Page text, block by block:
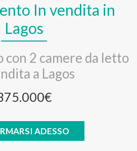
In vendita in
Lagos
2 camere da letto
a Lagos
ADESSO